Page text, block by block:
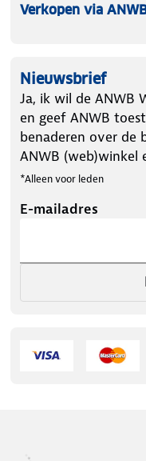
Verkopen via
Nieuwsbrief
Ja, ik wil de ANWB
en geef ANWB
benaderen over de
ANWB (web)winkel
*Alleen voor leden
E-mailadres